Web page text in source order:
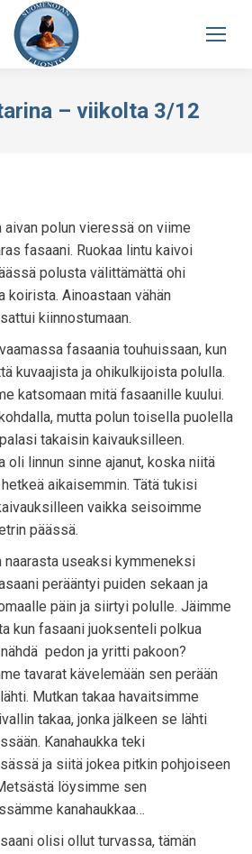
– viikolta 3/12
polun vieressä on viime
fasaani. Ruokaa lintu kaivoi
polusta välittämättä ohi
Ainoastaan vähän
kiinnostumaan.
fasaania touhuissaan, kun
kuvaajista ja ohikulkijoista polulla.
katsomaan mitä fasaanille kuului.
mutta polun toisella puolella
takaisin kaivauksilleen.
oli linnun sinne ajanut, koska niitä
aikaisemmin. Tätä tukisi
vaikka seisoimme
päässä.
naarasta useaksi kymmeneksi
perääntyi puiden sekaan ja
päin ja siirtyi polulle. Jäimme
kun fasaani juoksenteli polkua
pedon ja yritti pakoon?
tavarat kävelemään sen perään
Mutkan takaa havaitsimme
takaa, jonka jälkeen se lähti
Kanahaukka teki
ja siitä jokea pitkin pohjoiseen
löysimme sen
kanahaukkaa…
olisi ollut turvassa, tämän